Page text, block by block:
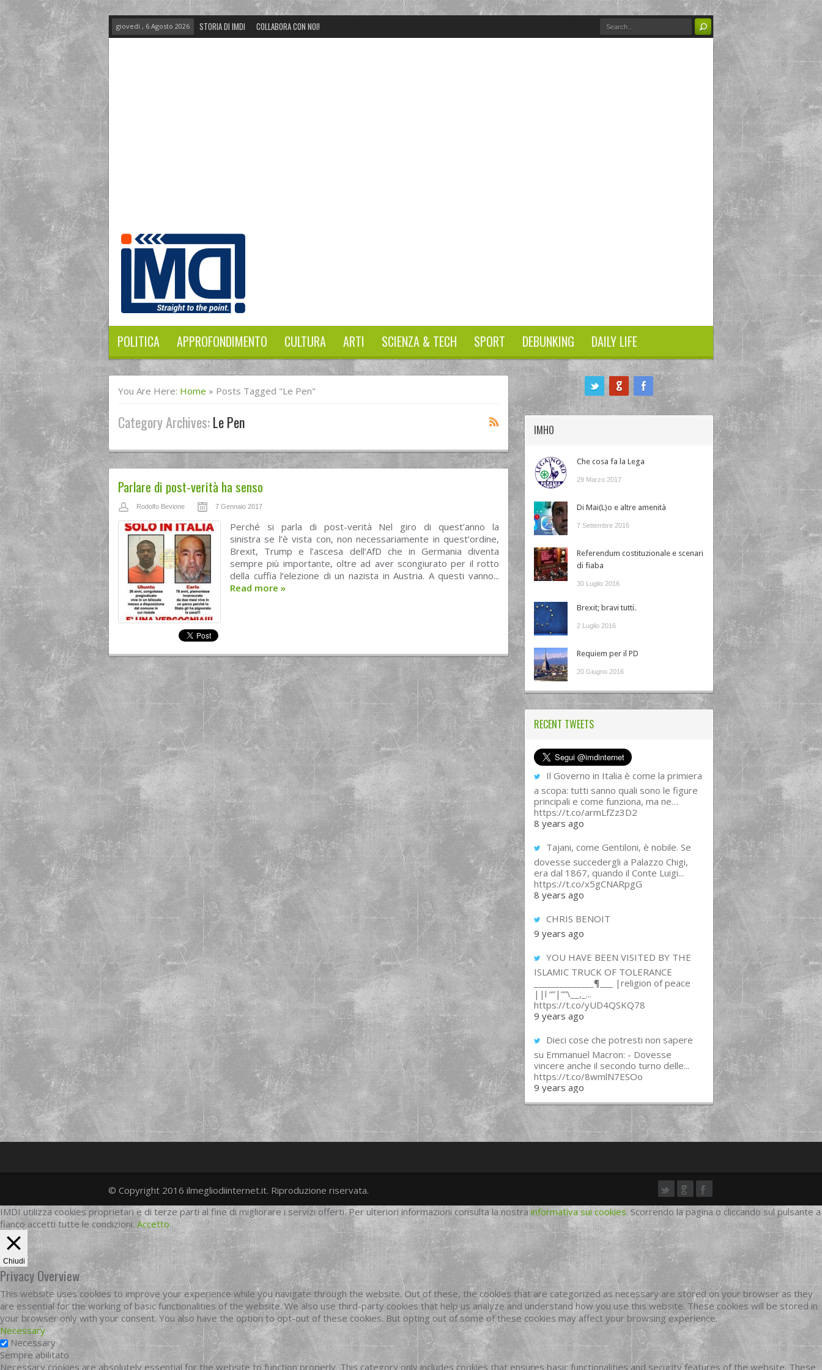
giovedì , 6 Agosto 2026 STORIA DI IMDI COLLABORA CON NOI!
POLITICA APPROFONDIMENTO CULTURA ARTI SCIENZA & TECH SPORT DEBUNKING DAILY LIFE
You Are Here: Home » Posts Tagged "Le Pen"
Category Archives:Le Pen
Parlare di post-verità ha senso
Rodolfo Bevione 7 Gennaio 2017
Perché si parla di post-verità Nel giro di quest’anno la
sinistra se l’è vista con, non necessariamente in quest’ordine,
Brexit, Trump e l’ascesa dell’AfD che in Germania diventa
sempre più importante, oltre ad aver scongiurato per il rotto
della cuffia l’elezione di un nazista in Austria. A questi vanno...
Read more »
IMHO
Che cosa fa la Lega
29 Marzo 2017
Di Mai(L)o e altre amenità
7 Settembre 2016
Referendum costituzionale e scenari
di fiaba
30 Luglio 2016
Brexit; bravi tutti.
2 Luglio 2016
Requiem per il PD
20 Giugno 2016
RECENT TWEETS
Il Governo in Italia è come la primiera
a scopa: tutti sanno quali sono le figure
principali e come funziona, ma ne…
https://t.co/armLfZz3D2
8 years ago
Tajani, come Gentiloni, è nobile. Se
dovesse succedergli a Palazzo Chigi,
era dal 1867, quando il Conte Luigi...
https://t.co/x5gCNARpgG
8 years ago
CHRIS BENOIT
9 years ago
YOU HAVE BEEN VISITED BY THE
ISLAMIC TRUCK OF TOLERANCE
______________¶___ |religion of peace
||l “”|””\__,_...
https://t.co/yUD4QSKQ78
9 years ago
Dieci cose che potresti non sapere
su Emmanuel Macron: - Dovesse
vincere anche il secondo turno delle...
https://t.co/8wmlN7ESOo
9 years ago
twittergoogleplus
facebook
© Copyright 2016 ilmegliodiinternet.it. Riproduzione riservata.
IMDI utilizza cookies proprietari e di terze parti al fine di migliorare i servizi offerti. Per ulteriori informazioni consulta la nostra informativa sui cookies. Scorrendo la pagina o cliccando sul pulsante a
fianco accetti tutte le condizioni. Accetto
Chiudi
Privacy Overview
This website uses cookies to improve your experience while you navigate through the website. Out of these, the cookies that are categorized as necessary are stored on your browser as they
are essential for the working of basic functionalities of the website. We also use third-party cookies that help us analyze and understand how you use this website. These cookies will be stored in
your browser only with your consent. You also have the option to opt-out of these cookies. But opting out of some of these cookies may affect your browsing experience.
Necessary
Necessary
Sempre abilitato
Necessary cookies are absolutely essential for the website to function properly. This category only includes cookies that ensures basic functionalities and security features of the website. These